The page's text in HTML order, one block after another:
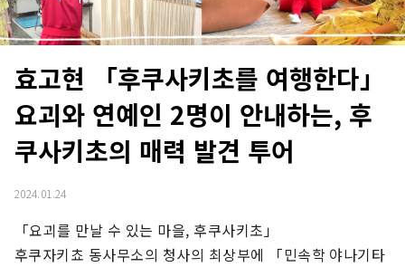
효고현 「후쿠사키초를 여행한다」
요괴와 연예인 2명이 안내하는, 후
쿠사키초의 매력 발견 투어
2024.01.24
「요괴를 만날 수 있는 마을, 후쿠사키초」
후쿠자키쵸 동사무소의 청사의 최상부에 「민속학 야나기타